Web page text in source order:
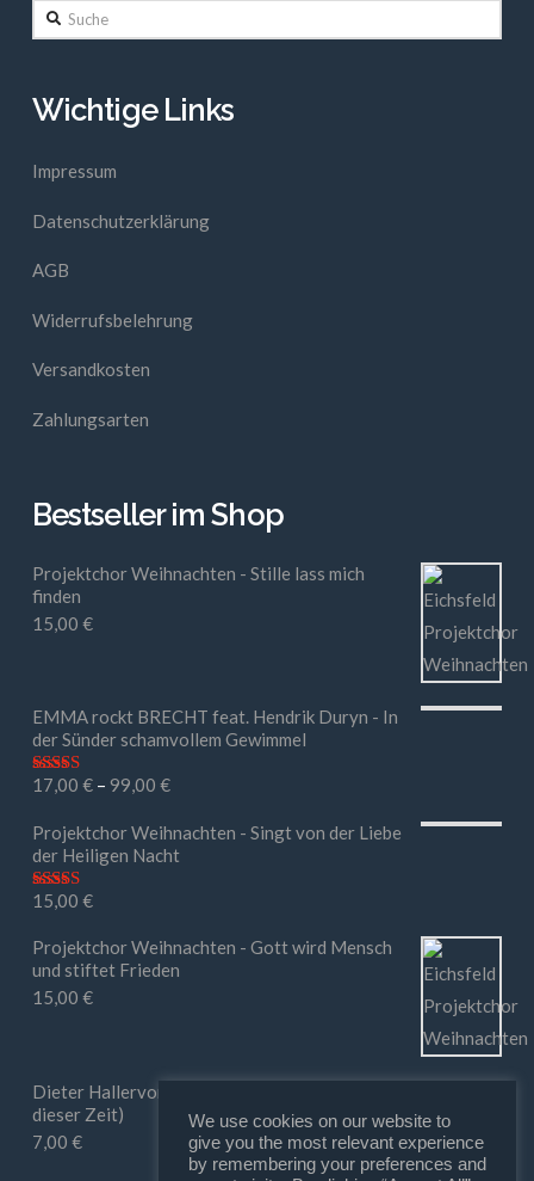
Suche
Wichtige Links
Impressum
Datenschutzerklärung
AGB
Widerrufsbelehrung
Versandkosten
Zahlungsarten
Bestseller im Shop
Projektchor Weihnachten - Stille lass mich
finden
15,00 €
EMMA rockt BRECHT feat. Hendrik Duryn - In
der Sünder schamvollem Gewimmel
Bewertet mit
17,00 €– 99,00 €
Projektchor Weihnachten - Singt von der Liebe
der Heiligen Nacht
Bewertet mit
15,00 €
Projektchor Weihnachten - Gott wird Mensch
und stiftet Frieden
15,00 €
Dieter Hallervorden - Ihr macht mir Mut (in
dieser Zeit)
7,00 €
We use cookies on our website to
give you the most relevant experience
by remembering your preferences and